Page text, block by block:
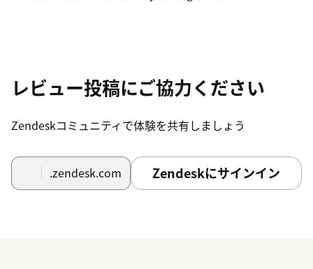
レビュー投稿にご協力ください
Zendeskコミュニティで体験を共有しましょう
.zendesk.com Zendeskにサインイン